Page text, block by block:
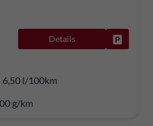
Details
6,50 l/100km
g/km